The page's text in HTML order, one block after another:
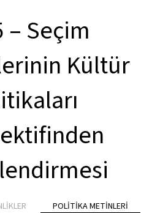
– Seçim
Kültür
POLİTİKA METİNLERİ